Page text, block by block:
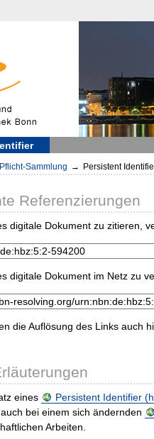
Sammlung → Persistent
Referenzierungen
digitale Dokument zu zitieren,
digitale Dokument im Netz zu
die Auflösung des Links auch
eines Persistent Identifier
bei einem sich ändernden
Arbeiten.